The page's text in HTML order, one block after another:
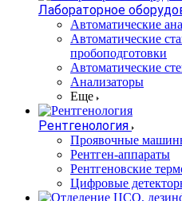
Лабораторное
Автоматические
Автоматические
пробоподготовки
Автоматические
Анализаторы
Еще
Рентгенология
Проявочные
Рентген-аппараты
Рентгеновские
Цифровые